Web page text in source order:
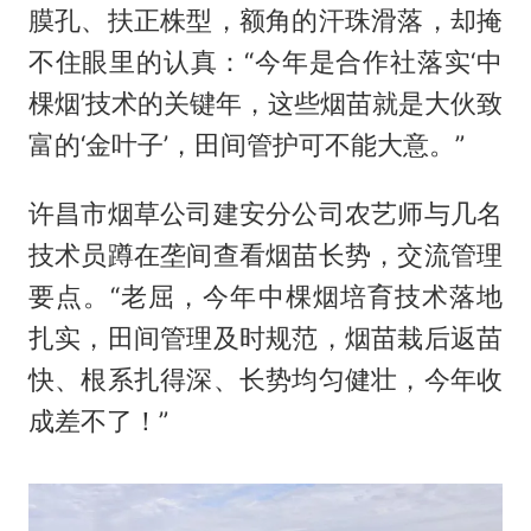
膜孔、扶正株型，额角的汗珠滑落，却掩
不住眼里的认真：“今年是合作社落实‘中
棵烟’技术的关键年，这些烟苗就是大伙致
富的‘金叶子’，田间管护可不能大意。”
许昌市烟草公司建安分公司农艺师与几名
技术员蹲在垄间查看烟苗长势，交流管理
要点。“老屈，今年中棵烟培育技术落地
扎实，田间管理及时规范，烟苗栽后返苗
快、根系扎得深、长势均匀健壮，今年收
成差不了！”